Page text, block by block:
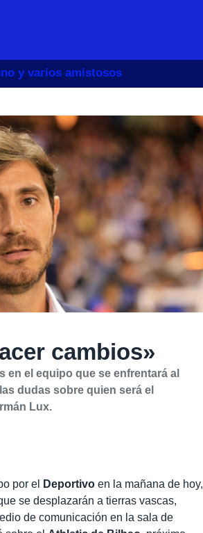
y varios amistosos
cambios»
el equipo que se enfrentará al
dudas sobre quien será el
Lux.
por el Deportivo en la mañana de hoy,
se desplazarán a tierras vascas,
de comunicación en la sala de